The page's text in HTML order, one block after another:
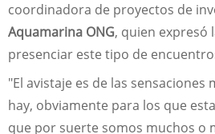
coordinadora de proyectos de
Aquamarina ONG, quien expresó
presenciar este tipo de
"El avistaje es de las sensaciones
hay, obviamente para los que
que por suerte somos muchos o